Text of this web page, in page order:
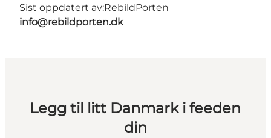
Sist oppdatert av:RebildPorten
info@rebildporten.dk
Legg til litt Danmark i feeden
din